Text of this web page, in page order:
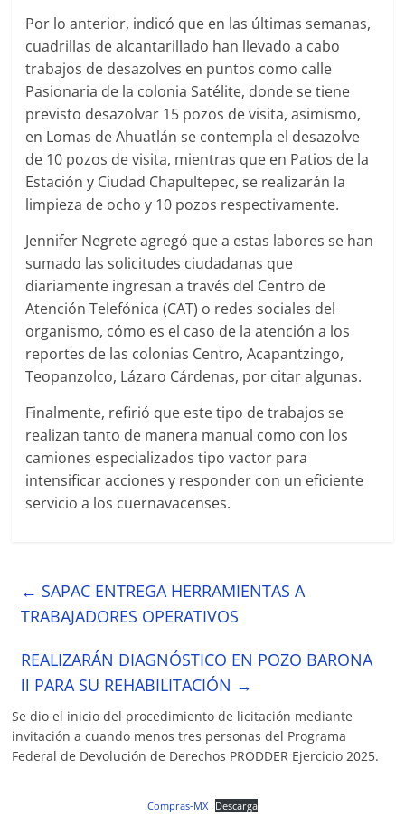
Por lo anterior, indicó que en las últimas semanas,
cuadrillas de alcantarillado han llevado a cabo
trabajos de desazolves en puntos como calle
Pasionaria de la colonia Satélite, donde se tiene
previsto desazolvar 15 pozos de visita, asimismo,
en Lomas de Ahuatlán se contempla el desazolve
de 10 pozos de visita, mientras que en Patios de la
Estación y Ciudad Chapultepec, se realizarán la
limpieza de ocho y 10 pozos respectivamente.
Jennifer Negrete agregó que a estas labores se han
sumado las solicitudes ciudadanas que
diariamente ingresan a través del Centro de
Atención Telefónica (CAT) o redes sociales del
organismo, cómo es el caso de la atención a los
reportes de las colonias Centro, Acapantzingo,
Teopanzolco, Lázaro Cárdenas, por citar algunas.
Finalmente, refirió que este tipo de trabajos se
realizan tanto de manera manual como con los
camiones especializados tipo vactor para
intensificar acciones y responder con un eficiente
servicio a los cuernavacenses.
← SAPAC ENTREGA HERRAMIENTAS A
TRABAJADORES OPERATIVOS
REALIZARÁN DIAGNÓSTICO EN POZO BARONA
ll PARA SU REHABILITACIÓN →
Se dio el inicio del procedimiento de licitación mediante
invitación a cuando menos tres personas del Programa
Federal de Devolución de Derechos PRODDER Ejercicio 2025.
Compras-MX Descarga